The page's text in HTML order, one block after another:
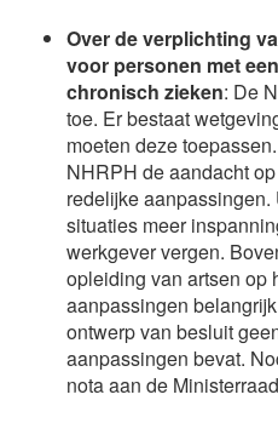
Over de verplichting
voor personen met
chronisch zieken: De
toe. Er bestaat
moeten deze
NHRPH de aandacht
redelijke
situaties meer
werkgever vergen.
opleiding van artsen op
aanpassingen
ontwerp van besluit
aanpassingen bevat.
nota aan de